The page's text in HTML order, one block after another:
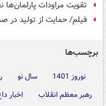
تقویت مراودات
فیلم/ حمایت از تولید در
برچسب‌ها
نوروز 1401 سال نو
رهبر معظم انقلاب
اخبار